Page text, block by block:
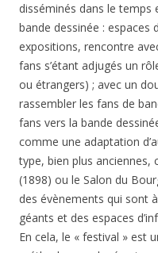
disséminés dans le temps
bande dessinée : espaces
expositions, rencontre
fans s’étant adjugés un
ou étrangers) ; avec un
rassembler les fans de
fans vers la bande
comme une adaptation
type, bien plus anciennes,
(1898) ou le Salon du
des évènements qui sont
géants et des espaces
En cela, le « festival » est